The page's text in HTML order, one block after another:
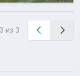
из 3 Назад